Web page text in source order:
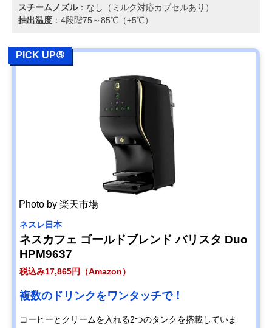
スチームノズル：なし（ミルク対応カプセルあり）
抽出温度 ：4段階75～85℃（±5℃）
PICK UP⑤
Photo by 楽天市場
ネスレ日本
ネスカフェ ゴールドブレンド バリスタ Duo
HPM9637
税込み17,865円（Amazon）
複数のドリンクをワンタッチで！
コーヒーとクリームを入れる2つのタンクを搭載していま